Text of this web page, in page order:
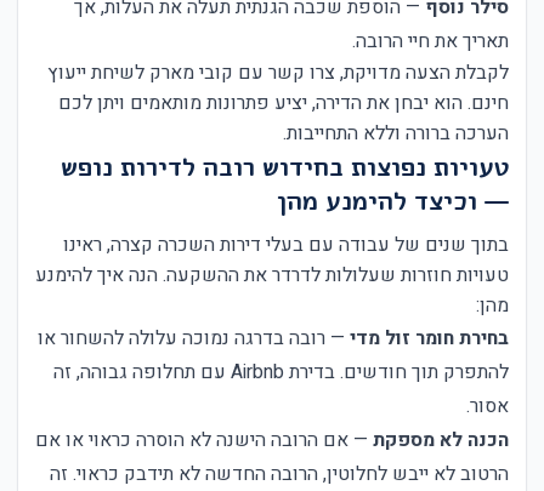
סילר נוסף — הוספת שכבה הגנתית תעלה את העלות, אך
תאריך את חיי הרובה.
לקבלת הצעה מדויקת, צרו קשר עם קובי מארק לשיחת ייעוץ
חינם. הוא יבחן את הדירה, יציע פתרונות מותאמים ויתן לכם
הערכה ברורה וללא התחייבות.
טעויות נפוצות בחידוש רובה לדירות נופש
— וכיצד להימנע מהן
בתוך שנים של עבודה עם בעלי דירות השכרה קצרה, ראינו
טעויות חוזרות שעלולות לדרדר את ההשקעה. הנה איך להימנע
מהן:
בחירת חומר זול מדי — רובה בדרגה נמוכה עלולה להשחור או
להתפרק תוך חודשים. בדירת Airbnb עם תחלופה גבוהה, זה
אסור.
הכנה לא מספקת — אם הרובה הישנה לא הוסרה כראוי או אם
הרטוב לא ייבש לחלוטין, הרובה החדשה לא תידבק כראוי. זה